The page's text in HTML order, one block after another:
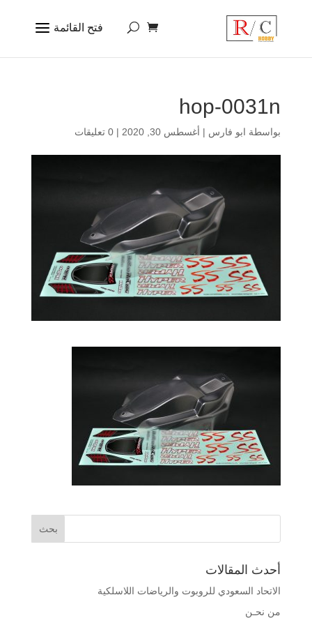
hop-0031n
بواسطة ابو فارس | أغسطس 30, 2020 | 0 تعليقات
أحدث المقالات
الاتحاد السعودي للروبوت والرياضات اللاسلكية
من نحـن